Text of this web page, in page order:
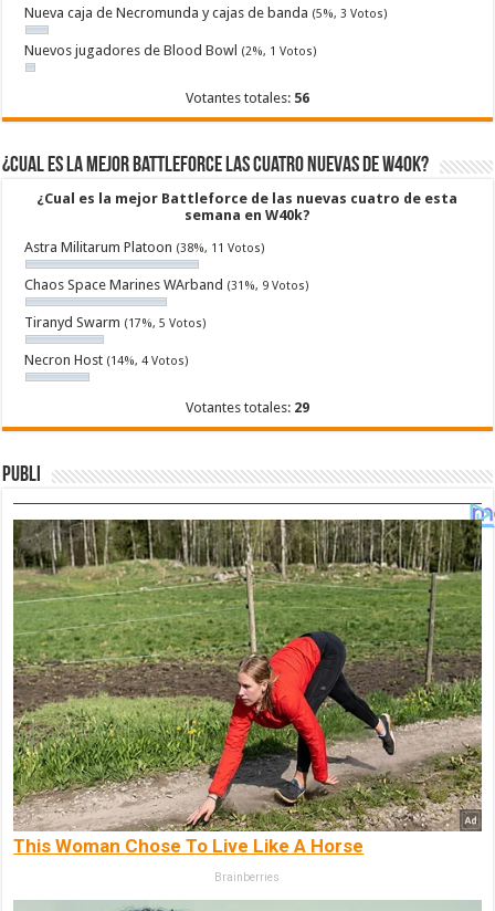
Nueva caja de Necromunda y cajas de banda (5%, 3 Votos)
Nuevos jugadores de Blood Bowl (2%, 1 Votos)
Votantes totales: 56
¿Cual es la mejor Battleforce las cuatro nuevas de W40k?
¿Cual es la mejor Battleforce de las nuevas cuatro de esta
semana en W40k?
Astra Militarum Platoon (38%, 11 Votos)
Chaos Space Marines WArband (31%, 9 Votos)
Tiranyd Swarm (17%, 5 Votos)
Necron Host (14%, 4 Votos)
Votantes totales: 29
Publi
This Woman Chose To Live Like A Horse
Brainberries